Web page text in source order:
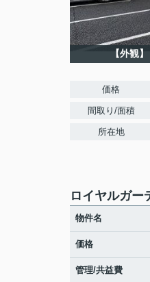
【外観】
価格
間取り/面積
所在地
ロイヤルガー
物件名
価格
管理/共益費